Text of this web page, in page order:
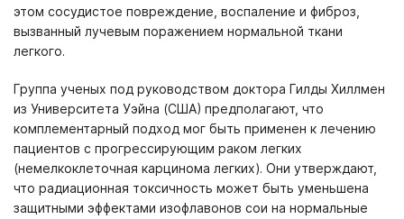
этом сосудистое повреждение, воспаление и фиброз,
вызванный лучевым поражением нормальной ткани
легкого.
Группа ученых под руководством доктора Гилды Хиллмен
из Университета Уэйна (США) предполагают, что
комплементарный подход мог быть применен к лечению
пациентов с прогрессирующим раком легких
(немелкоклеточная карцинома легких). Они утверждают,
что радиационная токсичность может быть уменьшена
защитными эффектами изофлавонов сои на нормальные